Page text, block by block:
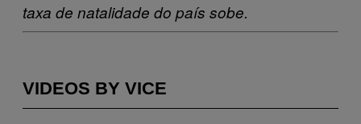
taxa de natalidade do país sobe.
VIDEOS BY VICE